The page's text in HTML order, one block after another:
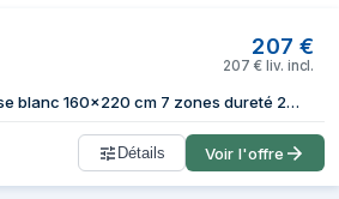
207 €
207 € liv. incl.
vidaXL Matelas en mousse blanc 160x220 cm 7 zones dureté 20 ILD
Détails Voir l'offre